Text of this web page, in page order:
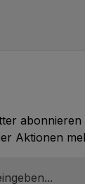
abonnieren
Aktionen